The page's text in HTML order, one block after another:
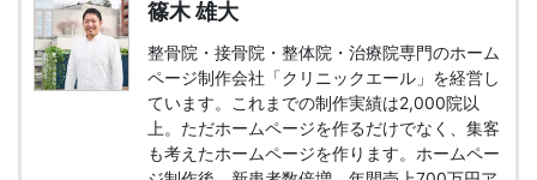
篠木 雄大
整骨院・接骨院・整体院・治療院専門のホーム
ページ制作会社「クリニックエール」を経営し
ています。これまでの制作実績は2,000院以
上。ただホームページを作るだけでなく、集客
も考えたホームページを作ります。ホームペー